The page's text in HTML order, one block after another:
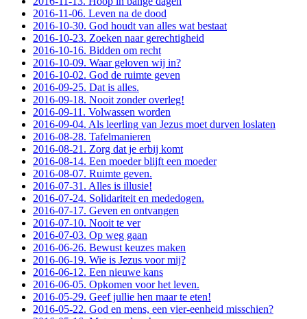
2016-11-06. Leven na de dood
2016-10-30. God houdt van alles wat bestaat
2016-10-23. Zoeken naar gerechtigheid
2016-10-16. Bidden om recht
2016-10-09. Waar geloven wij in?
2016-10-02. God de ruimte geven
2016-09-25. Dat is alles.
2016-09-18. Nooit zonder overleg!
2016-09-11. Volwassen worden
2016-09-04. Als leerling van Jezus moet durven loslaten
2016-08-28. Tafelmanieren
2016-08-21. Zorg dat je erbij komt
2016-08-14. Een moeder blijft een moeder
2016-08-07. Ruimte geven.
2016-07-31. Alles is illusie!
2016-07-24. Solidariteit en mededogen.
2016-07-17. Geven en ontvangen
2016-07-10. Nooit te ver
2016-07-03. Op weg gaan
2016-06-26. Bewust keuzes maken
2016-06-19. Wie is Jezus voor mij?
2016-06-12. Een nieuwe kans
2016-06-05. Opkomen voor het leven.
2016-05-29. Geef jullie hen maar te eten!
2016-05-22. God en mens, een vier-eenheid misschien?